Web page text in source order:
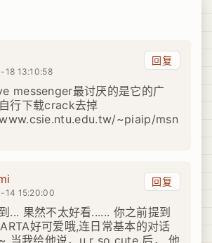
回复
18 13:10:58
messenger最讨厌的是它的广
行下载crack去掉
~piaip/msn
回复
14 15:20:00
... 果然不太好看...... 你之前提到
好可爱哦,连日常基本的对话